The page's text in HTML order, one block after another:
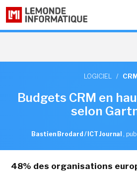
LOGICIEL /
Budgets CRM en
selon
Bastien Brodard / ICT Journal ,
48% des organisations